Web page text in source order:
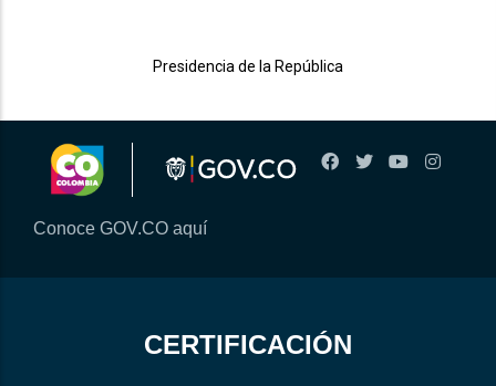
Presidencia de la República
Conoce GOV.CO aquí
CERTIFICACIÓN